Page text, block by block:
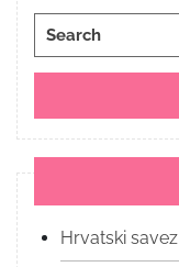
Search
for:
Hrvatski